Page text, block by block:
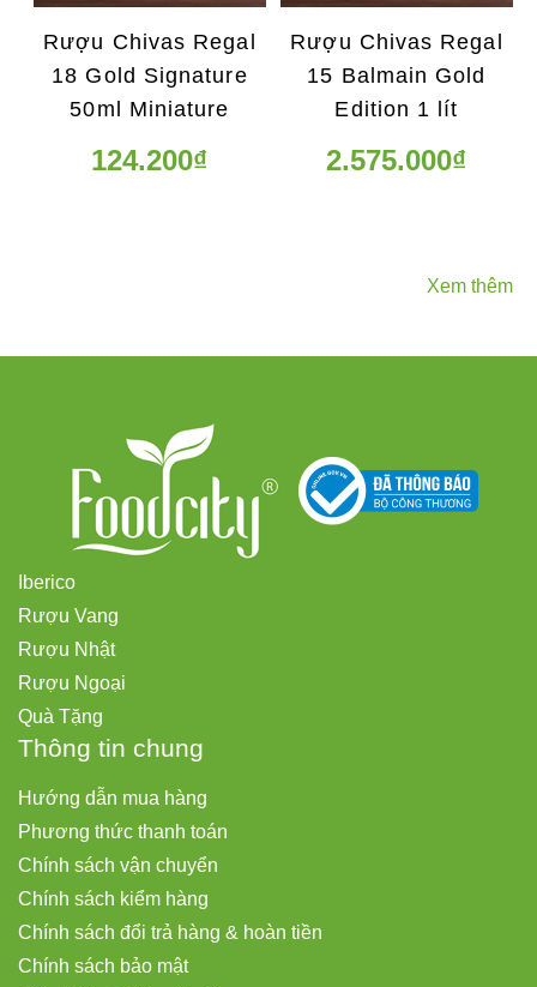
Rượu Chivas Regal
18 Gold Signature
50ml Miniature
124.200₫
Rượu Chivas Regal
15 Balmain Gold
Edition 1 lít
2.575.000₫
Xem thêm
Iberico
Rượu Vang
Rượu Nhật
Rượu Ngoại
Quà Tặng
Thông tin chung
Hướng dẫn mua hàng
Phương thức thanh toán
Chính sách vận chuyển
Chính sách kiểm hàng
Chính sách đổi trả hàng & hoàn tiền
Chính sách bảo mật